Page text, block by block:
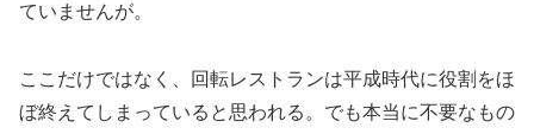
ていませんが。
ここだけではなく、回転レストランは平成時代に役割をほ
ぼ終えてしまっていると思われる。でも本当に不要なもの